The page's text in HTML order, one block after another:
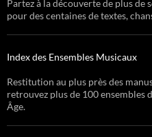
Partez à la découverte de plus
pour des centaines de textes,
Index des Ensembles Musicaux
Restitution au plus près des
retrouvez plus de 100 ensembles
Âge.